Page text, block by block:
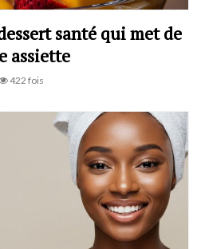
santé qui met de
assiette
422 fois